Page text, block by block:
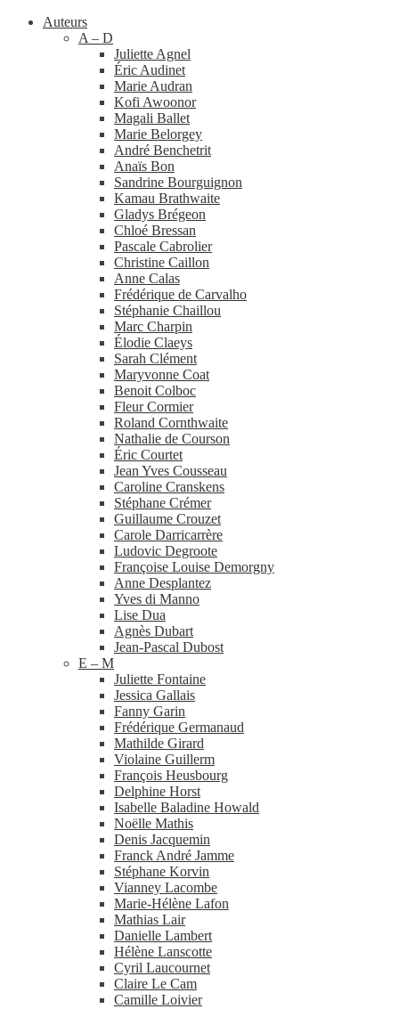
Auteurs
A – D
Juliette Agnel
Éric Audinet
Marie Audran
Kofi Awoonor
Magali Ballet
Marie Belorgey
André Benchetrit
Anaïs Bon
Sandrine Bourguignon
Kamau Brathwaite
Gladys Brégeon
Chloé Bressan
Pascale Cabrolier
Christine Caillon
Anne Calas
Frédérique de Carvalho
Stéphanie Chaillou
Marc Charpin
Élodie Claeys
Sarah Clément
Maryvonne Coat
Benoit Colboc
Fleur Cormier
Roland Cornthwaite
Nathalie de Courson
Éric Courtet
Jean Yves Cousseau
Caroline Cranskens
Stéphane Crémer
Guillaume Crouzet
Carole Darricarrère
Ludovic Degroote
Françoise Louise Demorgny
Anne Desplantez
Yves di Manno
Lise Dua
Agnès Dubart
Jean-​Pascal Dubost
E – M
Juliette Fontaine
Jessica Gallais
Fanny Garin
Frédérique Germanaud
Mathilde Girard
Violaine Guillerm
François Heusbourg
Delphine Horst
Isabelle Baladine Howald
Noëlle Mathis
Denis Jacquemin
Franck André Jamme
Stéphane Korvin
Vianney Lacombe
Marie-​Hélène Lafon
Mathias Lair
Danielle Lambert
Hélène Lanscotte
Cyril Laucournet
Claire Le Cam
Camille Loivier